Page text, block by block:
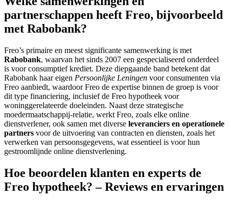
partnerschappen heeft Freo, bijvoorbeeld
met Rabobank?
Freo’s primaire en meest significante samenwerking is met
Rabobank, waarvan het sinds 2007 een gespecialiseerd onderdeel
is voor consumptief krediet. Deze diepgaande band betekent dat
Rabobank haar eigen Persoonlijke Leningen voor consumenten via
Freo aanbiedt, waardoor Freo de expertise binnen de groep is voor
dit type financiering, inclusief de Freo hypotheek voor
woninggerelateerde doeleinden. Naast deze strategische
moedermaatschappij-relatie, werkt Freo, zoals elke online
dienstverlener, ook samen met diverse leveranciers en operationele
partners voor de uitvoering van contracten en diensten, zoals het
verwerken van persoonsgegevens, wat essentieel is voor hun
gestroomlijnde online dienstverlening.
Hoe beoordelen klanten en experts de
Freo hypotheek? – Reviews en ervaringen